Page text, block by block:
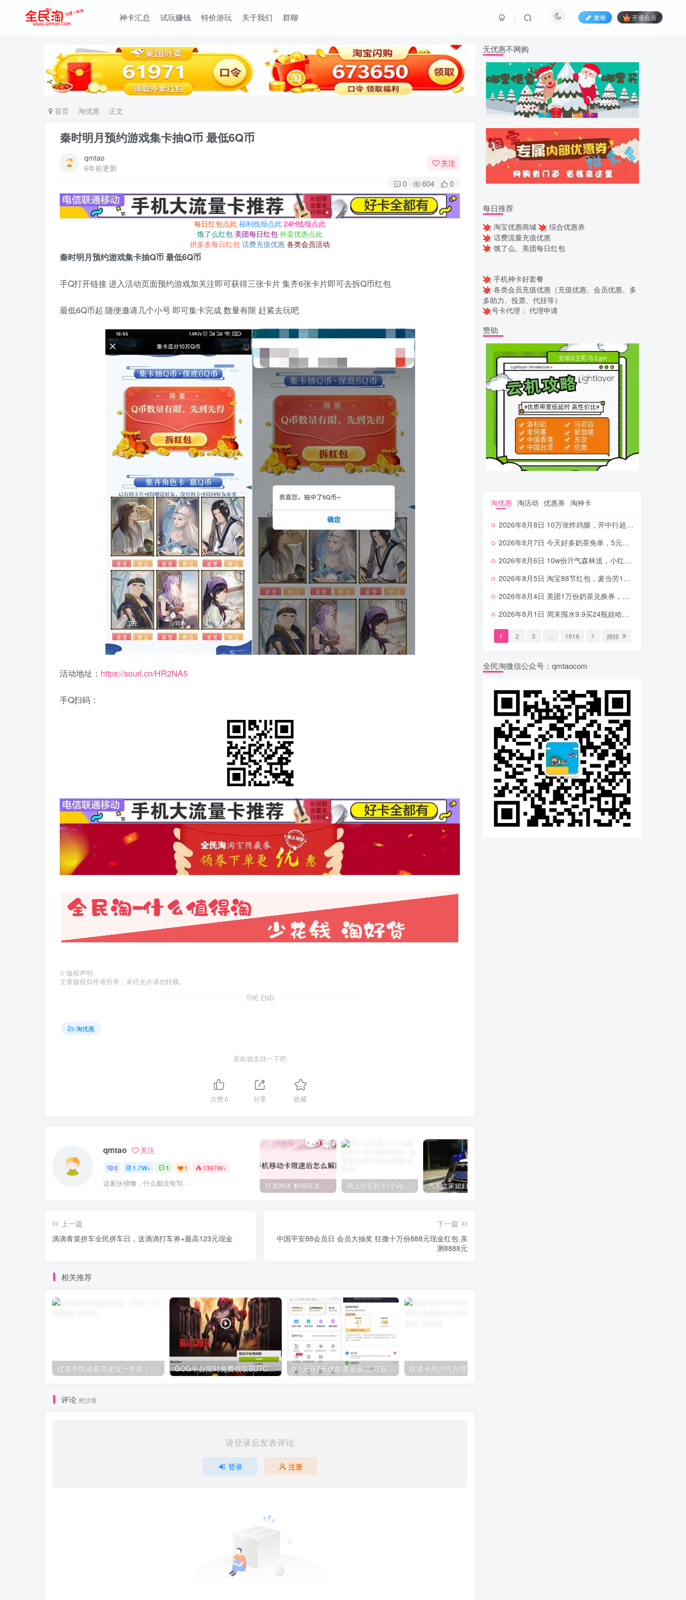
神卡汇总 试玩赚钱 特价游玩 关于我们 群聊 发布 开通会员
首页 淘优惠 正文
秦时明月预约游戏集卡抽Q币 最低6Q币
qmtao
6年前更新
关注
0 604 0
每日红包点此 福利线报点此 24H线报点此
饿了么红包 美团每日红包 外卖优惠点此
拼多多每日红包 话费充值优惠 各类会员活动
秦时明月预约游戏集卡抽Q币 最低6Q币
手Q打开链接 进入活动页面预约游戏加关注即可获得三张卡片 集齐6张卡片即可去拆Q币红包
最低6Q币起 随便邀请几个小号 即可集卡完成 数量有限 赶紧去玩吧
活动地址： https://sourl.cn/HR2NA5
手Q扫码：
© 版权声明
文章版权归作者所有，未经允许请勿转载。
THE END
淘优惠
喜欢就支持一下吧
点赞0 分享 收藏
qmtao 关注
0 1.7W+ 1 1 1397W+
这家伙很懒，什么都没有写... 联通网络 解除限速方法参考！畅享、畅玩、老白干等及其它地区自测了 网上分享的 41个vip解析接口 有需要的拿去~ 免费看全网VIP会员视频
上一篇
滴滴青菜拼车全民拼车日，送滴滴打车券+最高123元现金
下一篇
中国平安88会员日 会员大抽奖 狂撒十万份888元现金红包 亲
测8888元
相关推荐
优惠寄快递最高便宜一半多！白鸽惠递 GOG平台限时免费领取BUTCHER（屠夫） 0.1元开7天优酷黄金会员 可反复开通需要关闭自动续费
评论 抢沙发
请登录后发表评论
登录 注册
无优惠不网购
每日推荐
淘宝优惠商城
综合优惠券
话费流量充值优惠
饿了么、美团每日红包
手机神卡好套餐
各类会员充值优惠（充值优惠、会员优惠、多
多助力、投票、代挂等）
号卡代理： 代理申请
赞助
淘优惠 淘活动 优惠券 淘神卡
2026年8月8日 10万张炸鸡腿，开中行超给利，美团奶茶0.01，加油券，千问1.8~18.8体验金等
2026年8月7日 今天好多奶茶免单，5元农行省钱卡，京东抢0.01沪上，邮储5.88元等
2026年8月6日 10w份亓气森林送，小红书12元无门槛，中行电费30-10，0元柠檬水+0撸汉堡等
2026年8月5日 淘宝88节红包，麦当劳150万份柠檬水，三万份瑞幸免单，霸王9万份0.01券等
2026年8月4日 美团1万份奶茶兑换券，农行5E卡，中行支付超给利，美团领18个冰激凌，小米每天领2-6元等等
2026年8月1日 周末囤水9.9买24瓶娃哈哈，建行100元京东券，移动5元话费，麦当劳甜筒，交行立减金等
1 2 3 1916 跳转
全民淘微信公众号：qmtaocom